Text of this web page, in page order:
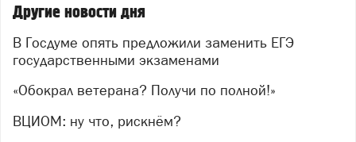
Другие новости дня
В Госдуме опять предложили заменить ЕГЭ
государственными экзаменами
«Обокрал ветерана? Получи по полной!»
ВЦИОМ: ну что, рискнём?